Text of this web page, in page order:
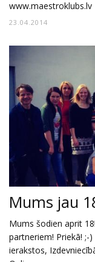
www.maestroklubs.lv
23.04.2014
Mums jau
Mums šodien aprit
partneriem! Priekā! ;-
ierakstos,